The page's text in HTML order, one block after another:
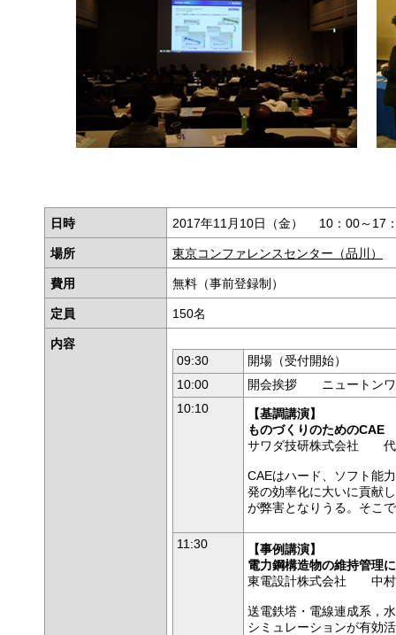
日時 2017年11月10日（金） 10：00～17
場所 東京コンファレンスセンター（品川）
費用 無料（事前登録制）
定員 150名
内容
09:30
開場（受付開始）
10:00
開会挨拶 ニュートン
10:10
【基調講演】
ものづくりのためのCAE
サワダ技研株式会社
CAEはハード、ソフト能
発の効率化に大いに貢献
が弊害となりうる。そこ
11:30
【事例講演】
電力鋼構造物の維持管理
東電設計株式会社 中
送電鉄塔・電線連成系，
シミュレーションが有効